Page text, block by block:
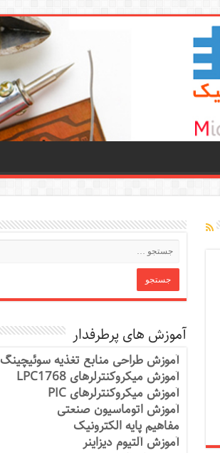
آموزش های پرطرفدار
آموزش طراحی منابع تغذیه سوئیچینگ
آموزش میکروکنترلرهای LPC1768
آموزش میکروکنترلرهای PIC
آموزش اتوماسیون صنعتی
مفاهیم پایه الکترونیک
آموزش آلتیوم دیزاینر